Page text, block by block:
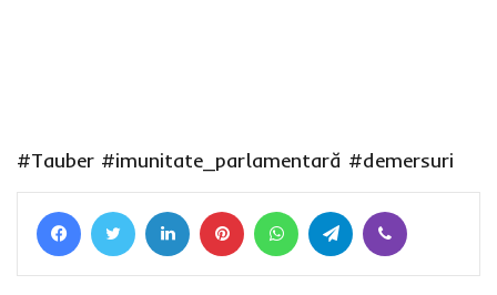
#Tauber #imunitate_parlamentară #demersuri
FacebookTwitter LinkedIn Pinterest WhatsAppTelegram